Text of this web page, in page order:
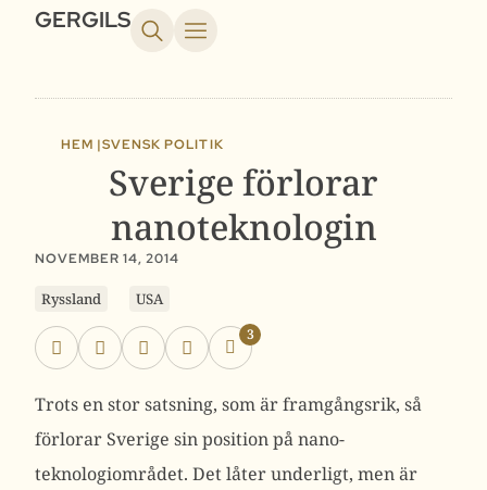
GERGILS
HEM |SVENSK POLITIK
Sverige förlorar
nanoteknologin
NOVEMBER 14, 2014
Ryssland USA
3
Trots en stor satsning, som är framgångsrik, så
förlorar Sverige sin position på nano-
teknologiområdet. Det låter underligt, men är